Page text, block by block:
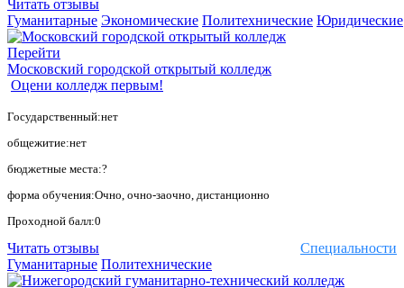
Читать отзывы
Гуманитарные Экономические Политехнические Юридические
Перейти
Московский городской открытый колледж
Оцени колледж первым!
Государственный:нет
общежитие:нет
бюджетные места:?
форма обучения:Очно, очно-заочно, дистанционно
Проходной балл:0
Специальности
Читать отзывы
Гуманитарные Политехнические